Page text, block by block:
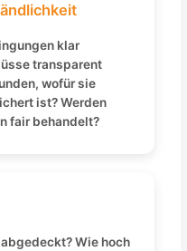
klar
transparent
wofür sie
ist? Werden
fair behandelt?
Wie hoch